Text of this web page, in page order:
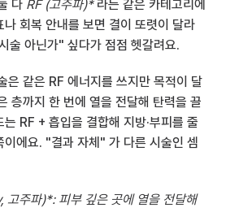
다 RF (고주파)* 라는 같은 카테고리에
회복 안내를 보면 결이 또렷이 달라
술 아닌가" 싶다가 점점 헷갈려요.
은 같은 RF 에너지를 쓰지만 목적이 달
층까지 한 번에 열을 전달해 탄력을 끌
RF + 흡입을 결합해 지방·부피를 줄
이에요. "결과 자체" 가 다른 시술인 셈
주파)*: 피부 깊은 곳에 열을 전달해